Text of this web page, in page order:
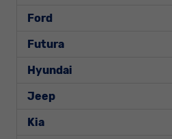
Ford
Futura
Hyundai
Jeep
Kia